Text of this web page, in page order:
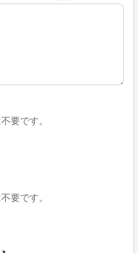
すべき点や要望などがござい
要です。
要です。